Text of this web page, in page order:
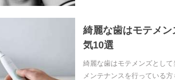
綺麗な歯はモテメ
気10選
綺麗な歯はモテメンズとし
メンテナンスを行っている